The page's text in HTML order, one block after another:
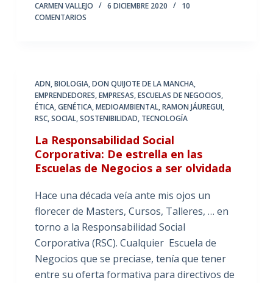
CARMEN VALLEJO 6 DICIEMBRE 2020
10
COMENTARIOS
ADN,BIOLOGIA,DON QUIJOTE DE LA MANCHA,
EMPRENDEDORES,EMPRESAS,ESCUELAS DE NEGOCIOS,
ÉTICA,GENÉTICA,MEDIOAMBIENTAL,RAMON JÁUREGUI,
RSC,SOCIAL,SOSTENIBILIDAD, TECNOLOGÍA
La Responsabilidad Social
Corporativa: De estrella en las
Escuelas de Negocios a ser olvidada
Hace una década veía ante mis ojos un
florecer de Masters, Cursos, Talleres, … en
torno a la Responsabilidad Social
Corporativa (RSC). Cualquier Escuela de
Negocios que se preciase, tenía que tener
entre su oferta formativa para directivos de